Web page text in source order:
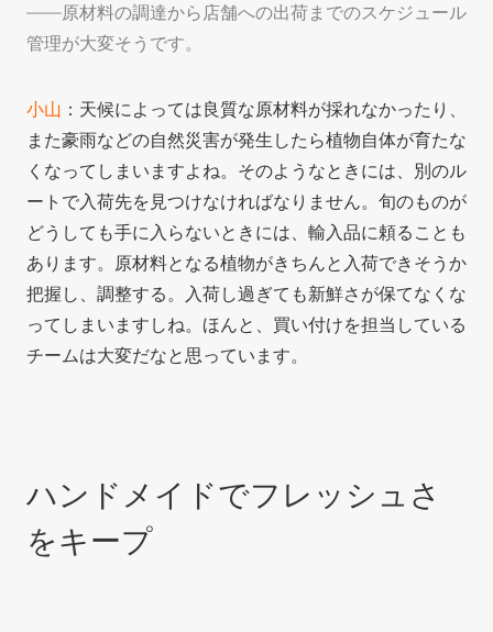
——原材料の調達から店舗への出荷までのスケジュール
管理が大変そうです。
小山 ：天候によっては良質な原材料が採れなかったり、
また豪雨などの自然災害が発生したら植物自体が育たな
くなってしまいますよね。そのようなときには、別のル
ートで入荷先を見つけなければなりません。旬のものが
どうしても手に入らないときには、輸入品に頼ることも
あります。原材料となる植物がきちんと入荷できそうか
把握し、調整する。入荷し過ぎても新鮮さが保てなくな
ってしまいますしね。ほんと、買い付けを担当している
チームは大変だなと思っています。
ハンドメイドでフレッシュさ
をキープ